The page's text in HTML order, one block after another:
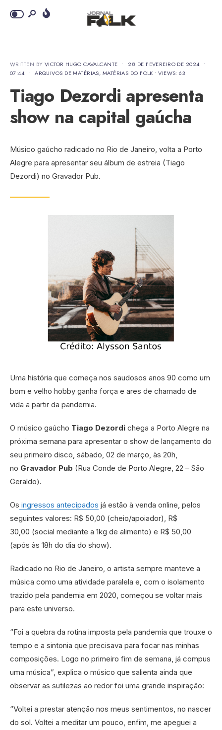
WRITTEN BY VICTOR HUGO CAVALCANTE • 28 DE FEVEREIRO DE 2024 •
07:44 • ARQUIVOS DE MATÉRIAS, MATÉRIAS DO FOLK •VIEWS: 63
Tiago Dezordi apresenta
show na capital gaúcha
Músico gaúcho radicado no Rio de Janeiro, volta a Porto
Alegre para apresentar seu álbum de estreia (Tiago
Dezordi) no Gravador Pub.
Uma história que começa nos saudosos anos 90 como um
bom e velho hobby ganha força e ares de chamado de
vida a partir da pandemia.
O músico gaúcho Tiago Dezordi chega a Porto Alegre na
próxima semana para apresentar o show de lançamento do
seu primeiro disco, sábado, 02 de março, às 20h,
no Gravador Pub (Rua Conde de Porto Alegre, 22 – São
Geraldo).
Os ingressos antecipados já estão à venda online, pelos
seguintes valores: R$ 50,00 (cheio/apoiador), R$
30,00 (social mediante a 1kg de alimento) e R$ 50,00
(após às 18h do dia do show).
Radicado no Rio de Janeiro, o artista sempre manteve a
música como uma atividade paralela e, com o isolamento
trazido pela pandemia em 2020, começou se voltar mais
para este universo.
“Foi a quebra da rotina imposta pela pandemia que trouxe o
tempo e a sintonia que precisava para focar nas minhas
composições. Logo no primeiro fim de semana, já compus
uma música”, explica o músico que salienta ainda que
observar as sutilezas ao redor foi uma grande inspiração:
“Voltei a prestar atenção nos meus sentimentos, no nascer
do sol. Voltei a meditar um pouco, enfim, me apeguei a